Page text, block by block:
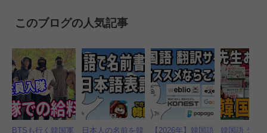
このブログの人気記事
BTSも行く韓国軍
日本人の名前を韓
【2026年】韓国語
韓国語 テキ